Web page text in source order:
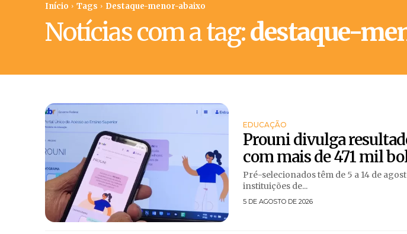
Início Tags Destaque-menor-abaixo
Notícias com a tag:destaque-
EDUCAÇÃO
Prouni divulga
com mais de 471 mil
Pré-selecionados têm de 5 a 14 de
instituições de...
5 DE AGOSTO DE 2026